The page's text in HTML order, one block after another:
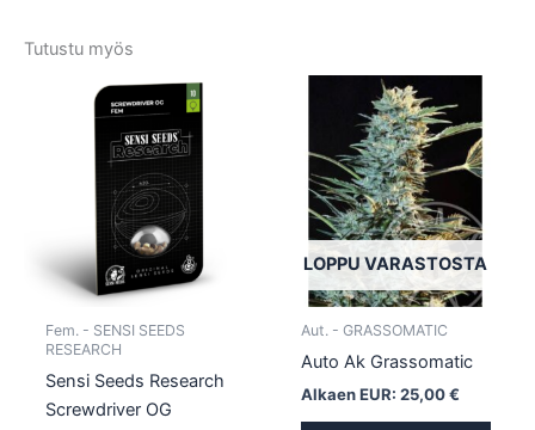
Tutustu myös
Fem. - SENSI SEEDS
RESEARCH
Sensi Seeds Research
Screwdriver OG
muunnelma.
LOPPU VARASTOSTA
Aut. - GRASSOMATIC
Auto Ak Grassomatic
Alkaen EUR: 25,00€